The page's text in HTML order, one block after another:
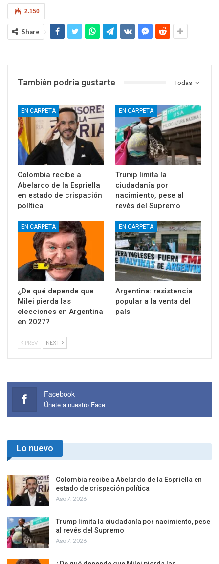
2.150
Share
Todas
También podría gustarte
EN CARPETA
Colombia recibe a
Abelardo de la Espriella
en estado de crispación
política
EN CARPETA
Trump limita la
ciudadanía por
nacimiento, pese al
revés del Supremo
EN CARPETA
¿De qué depende que
Milei pierda las
elecciones en Argentina
en 2027?
EN CARPETA
Argentina: resistencia
popular a la venta del
país
PREV NEXT
Facebook
Únete a nuestro Face
Lo nuevo
Colombia recibe a Abelardo de la Espriella en
estado de crispación política
Ago 7, 2026
Trump limita la ciudadanía por nacimiento, pese
al revés del Supremo
Ago 7, 2026